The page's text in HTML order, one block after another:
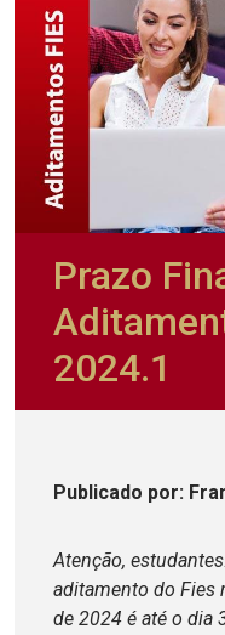
Prazo
2024.1
Publicado por:
Atenção,
aditamento do Fies
de 2024 é até o dia